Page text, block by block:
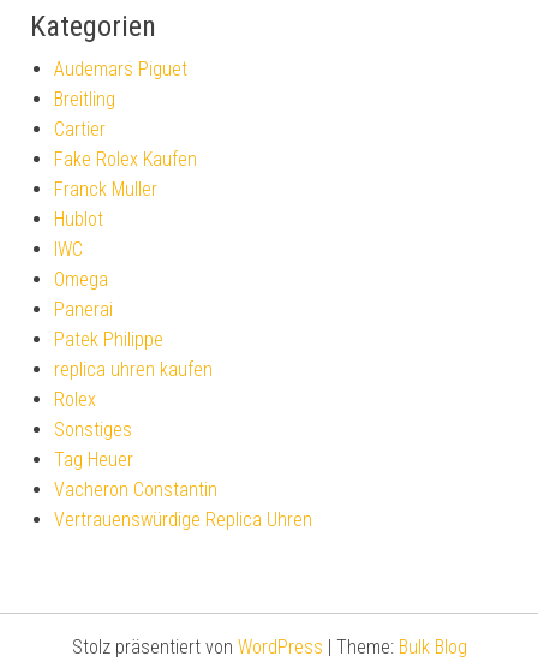
Kategorien
Audemars Piguet
Breitling
Cartier
Fake Rolex Kaufen
Franck Muller
Hublot
IWC
Omega
Panerai
Patek Philippe
replica uhren kaufen
Rolex
Sonstiges
Tag Heuer
Vacheron Constantin
Vertrauenswürdige Replica Uhren
Stolz präsentiert von WordPress Theme: Bulk Blog